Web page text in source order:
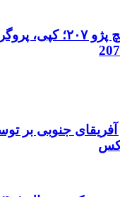
ساخت سوئیچ پژو
آفریقای جنوبی بر